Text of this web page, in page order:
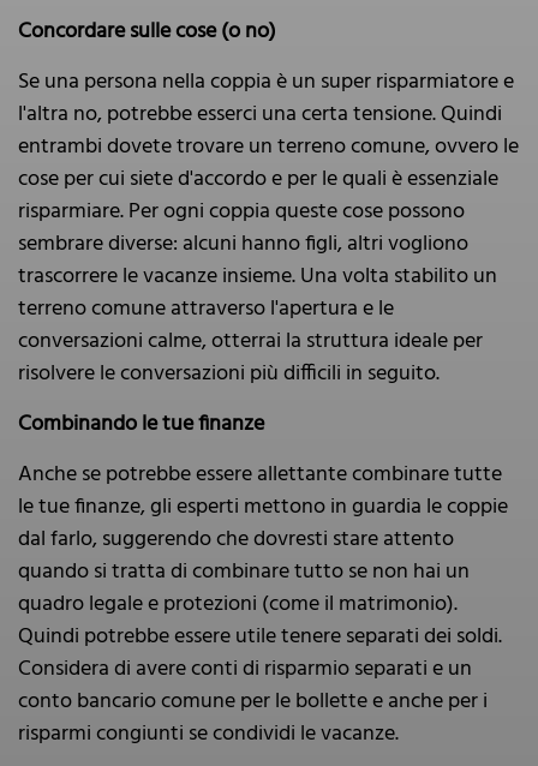
Concordare sulle cose (o no)
Se una persona nella coppia è un super risparmiatore e
l'altra no, potrebbe esserci una certa tensione. Quindi
entrambi dovete trovare un terreno comune, ovvero le
cose per cui siete d'accordo e per le quali è essenziale
risparmiare. Per ogni coppia queste cose possono
sembrare diverse: alcuni hanno figli, altri vogliono
trascorrere le vacanze insieme. Una volta stabilito un
terreno comune attraverso l'apertura e le
conversazioni calme, otterrai la struttura ideale per
risolvere le conversazioni più difficili in seguito.
Combinando le tue finanze
Anche se potrebbe essere allettante combinare tutte
le tue finanze, gli esperti mettono in guardia le coppie
dal farlo, suggerendo che dovresti stare attento
quando si tratta di combinare tutto se non hai un
quadro legale e protezioni (come il matrimonio).
Quindi potrebbe essere utile tenere separati dei soldi.
Considera di avere conti di risparmio separati e un
conto bancario comune per le bollette e anche per i
risparmi congiunti se condividi le vacanze.